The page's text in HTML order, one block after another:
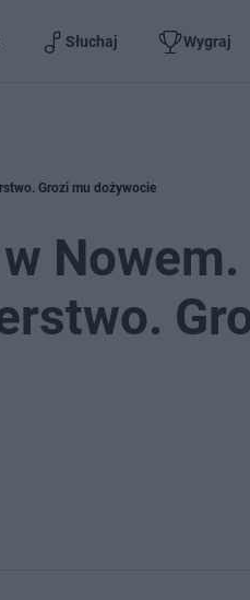
Słuchaj Wygraj
Grozi mu dożywocie